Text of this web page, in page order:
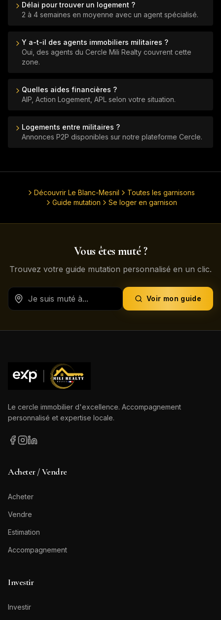
Délai pour trouver un logement ?
2 à 4 semaines en moyenne avec un agent spécialisé.
Y a-t-il des agents immobiliers militaires ?
Oui, des agents du Cercle Mili Realty couvrent cette
zone.
Quelles aides financières ?
AIP, Action Logement, APL selon votre situation.
Logements entre militaires ?
Annonces P2P disponibles sur notre plateforme Cercle.
Découvrir Le Blanc-Mesnil
Toutes les garnisons
Guide mutation
Se loger en garnison
Vous êtes muté ?
Trouvez votre guide mutation personnalisé en un clic.
Voir mon guide
Le cercle immobilier d'excellence. Accompagnement
personnalisé et expertise locale.
Acheter / Vendre
Acheter
Vendre
Estimation
Accompagnement
Investir
Investir